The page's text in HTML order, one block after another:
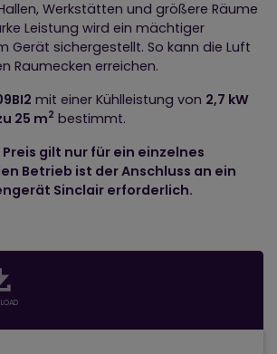
Werkstätten und größere Räume
Leistung wird ein mächtiger
Gerät sichergestellt. So kann die Luft
Raumecken erreichen.
mit einer Kühlleistung von 2,7 kW
25 m2 bestimmt.
gilt nur für ein einzelnes
Betrieb ist der Anschluss an ein
Sinclair erforderlich.